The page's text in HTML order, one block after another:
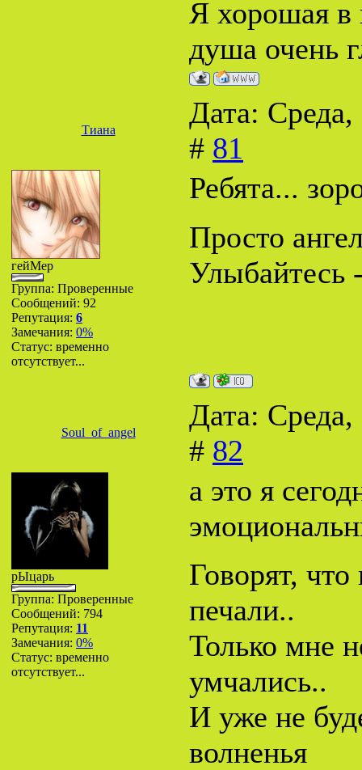
Я хорошая в
душа очень
Тиана
Дата:
# 81
гейМер
Группа: Проверенные
Сообщений: 92
Репутация: 6
Замечания: 0%
Статус: временно
отсутствует...
Ребята...
Просто
Улыбайтесь
Soul_of_angel
Дата:
# 82
рЫцарь
Группа: Проверенные
Сообщений: 794
Репутация: 11
Замечания: 0%
Статус: временно
отсутствует...
а это я
Говорят,
печали..
Только мне
умчались..
И уже не
волненья